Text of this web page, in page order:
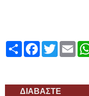
ShareFacebook
Twitter
ΔΙΑΒΑΣΤΕ